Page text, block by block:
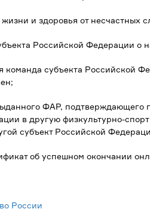
и здоровья от несчастных
Российской Федерации о
команда субъекта Российской
ФАР, подтверждающего
в другую физкультурно-
субъект Российской
об успешном окончании
России